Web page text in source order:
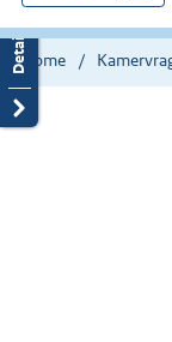
hier:
Home